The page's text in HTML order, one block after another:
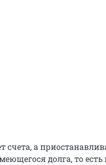
счета, а
долга, то есть